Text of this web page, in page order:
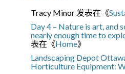
Tracy Minor 发表在《
Day 4 – Nature is art, and
nearly enough time to
表在《Home》
Landscaping Depot
Horticulture Equipment: